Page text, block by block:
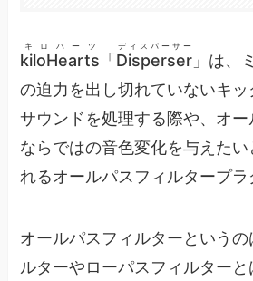
kiloHearts
キロハーツ
「Disperser
ディスパーサー
」は、
の迫力を出し切れていないキ
サウンドを処理する際や、オ
ならではの音色変化を与えたい
れるオールパスフィルタープラ
オールパスフィルターという
ルターやローパスフィルター